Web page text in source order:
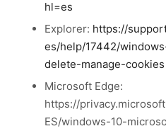
hl=es
Explorer: https://
es/help/17442/
delete-manage-cookies
Microsoft Edge:
https://
ES/windows-10-